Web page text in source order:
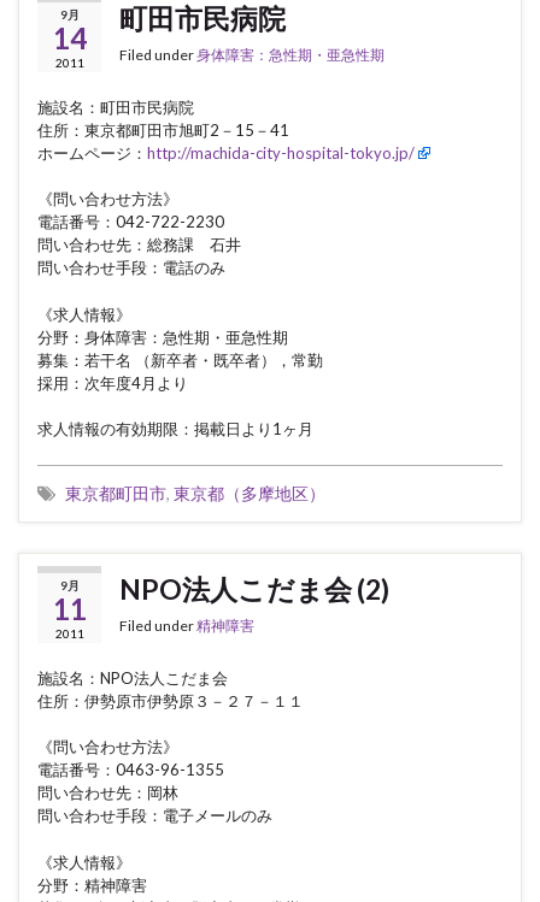
9月
14
2011
町田市民病院
Filed under身体障害：急性期・亜急性期
施設名：町田市民病院
住所：東京都町田市旭町2－15－41
ホームページ： http://machida-city-hospital-tokyo.jp/
《問い合わせ方法》
電話番号：042-722-2230
問い合わせ先：総務課 石井
問い合わせ手段：電話のみ
《求人情報》
分野：身体障害：急性期・亜急性期
募集：若干名 （新卒者・既卒者），常勤
採用：次年度4月より
求人情報の有効期限：掲載日より1ヶ月
東京都町田市, 東京都（多摩地区）
9月
11
2011
NPO法人こだま会 (2)
Filed under精神障害
施設名：NPO法人こだま会
住所：伊勢原市伊勢原３－２７－１１
《問い合わせ方法》
電話番号：0463-96-1355
問い合わせ先：岡林
問い合わせ手段：電子メールのみ
《求人情報》
分野：精神障害